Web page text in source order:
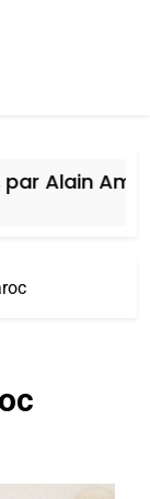
Alain Amiel